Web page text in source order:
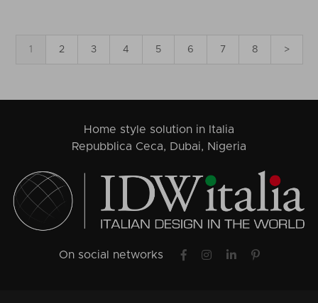
1 2 3 4 5 6 7 8 >
Home style solution in Italia
Repubblica Ceca, Dubai, Nigeria
On social networks